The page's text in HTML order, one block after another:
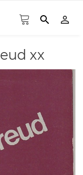
search person_outline
xx